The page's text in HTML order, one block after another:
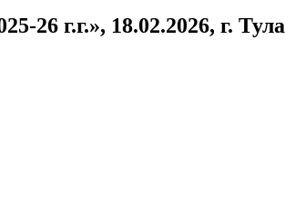
26 г.г.», 18.02.2026, г. Тула